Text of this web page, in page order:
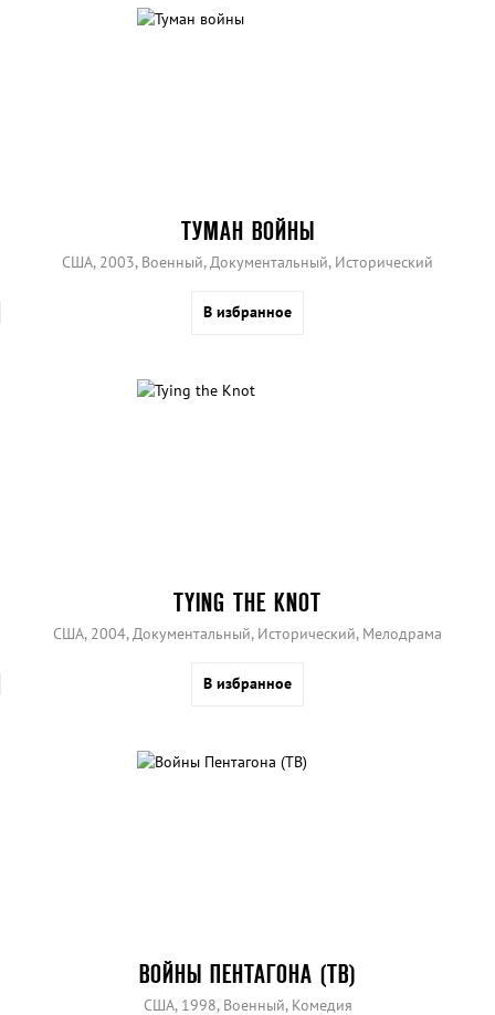
ТУМАН ВОЙНЫ
США, 2003, Военный, Документальный, Исторический
В избранное
TYING THE KNOT
США, 2004, Документальный, Исторический, Мелодрама
В избранное
ВОЙНЫ ПЕНТАГОНА (ТВ)
США, 1998, Военный, Комедия